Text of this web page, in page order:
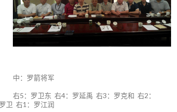
中：罗箭将军
右5：罗卫东 右4：罗延禹 右3：罗克和 右2：
罗卫 右1：罗江润